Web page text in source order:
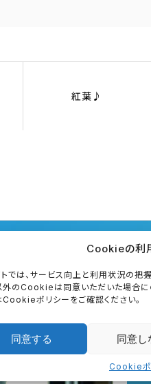
Cookieの利
トでは、サービス向上と利用状況の把
外のCookieは同意いただいた場合に
ポリシーをご確認ください。
同意する 同意し
Cookieポ
紅葉♪
First